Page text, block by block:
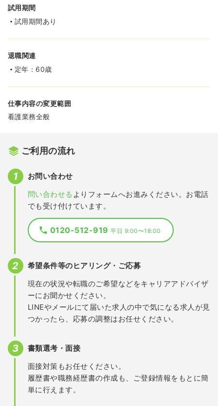
試用期間
試用期間あり
退職関連
定年：60歳
仕事内容の変更範囲
看護業務全般
ご利用の流れ
お問い合わせ
問い合わせる よりフォームへお進みください。お電話
でも受け付けています。
0120-512-919平日 9:00〜18:00
希望条件等のヒアリング・ご応募
現在の状況や転職のご希望などをキャリアアドバイザ
ーにお聞かせください。
LINEやメールにて届いた求人の中で気になる求人が見
つかったら、応募の調整はお任せください。
書類選考・面接
面接対策もお任せください。
履歴書や職務経歴書の作成も、ご登録情報をもとに簡
単に行えます。